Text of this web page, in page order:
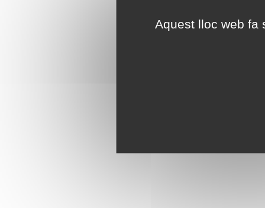
Aquest lloc web fa